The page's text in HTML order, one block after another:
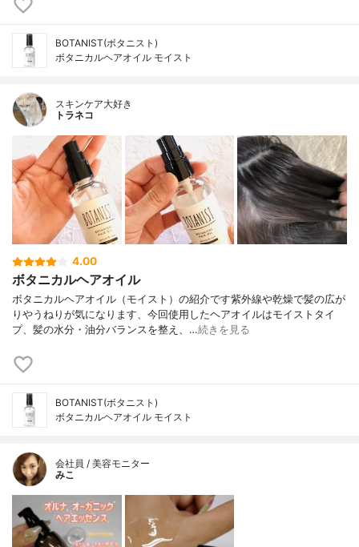
BOTANIST(ボタニスト)
ボタニカルヘアオイル モイスト
スキンケア大好き
トラネコ
4.00
ボタニカルヘアオイル
ボタニカルヘアオイル（モイスト）の紹介です紫外線や乾燥で髪の広が
りやうねりが気になります、今回使用したヘアオイルはモイストタイ
プ、髪の水分・油分バランスを整え、…続きを見る
BOTANIST(ボタニスト)
ボタニカルヘアオイル モイスト
会社員 / 美容モニター
みこ